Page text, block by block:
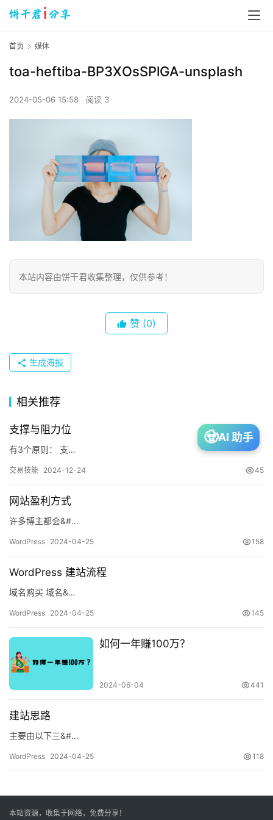
生
活
赚
投
建
I
资
源
导
航
中
首页 媒体
toa-heftiba-BP3XOsSPlGA-unsplash
2024-05-06 15:58 阅读 3
本站内容由饼干君收集整理，仅供参考！
赞 (0)
生成海报
相关推荐
支撑与阻力位
有3个原则： 支…
交易技能 2024-12-24 45
网站盈利方式
许多博主都会&#…
WordPress 2024-04-25 158
WordPress 建站流程
域名购买 域名&…
WordPress 2024-04-25 145
如何一年赚100万？
2024-06-04 441
建站思路
主要由以下三&#…
WordPress 2024-04-25 118
本站资源，收集于网络，免费分享！
🧟AI 助手